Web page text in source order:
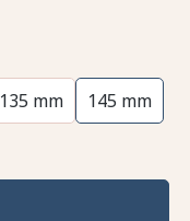
135 mm 145 mm